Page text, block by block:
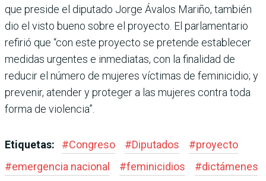
que preside el diputado Jorge Ávalos Mariño, también
dio el visto bueno sobre el proyecto. El parlamentario
refirió que “con este proyecto se pretende establecer
medidas urgentes e inmediatas, con la finalidad de
reducir el número de mujeres víctimas de feminicidio; y
prevenir, atender y proteger a las mujeres contra toda
forma de violencia”.
Etiquetas: #Congreso #Diputados #proyecto
#emergencia nacional #feminicidios #dictámenes